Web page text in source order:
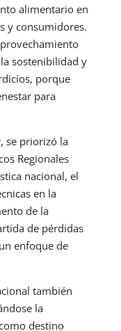
alimentario en
y consumidores.
sostenibilidad y
porque
para
se priorizó la
Regionales
nacional, el
en la
de la
de pérdidas
enfoque de
también
la
destino